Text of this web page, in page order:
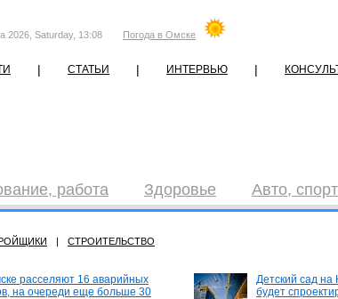
2026, Saturday, 13:08 Погода в Омске
| СТАТЬИ | ИНТЕРВЬЮ |
работа Здоровье Авто, спорт
| СТРОИТЕЛЬСТВО
расселяют 16 аварийных
на очереди еще больше 30
Детский сад на
будет